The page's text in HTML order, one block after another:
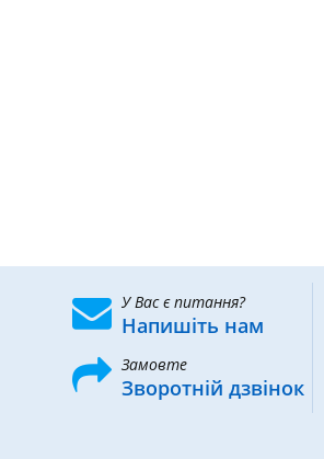
У Вас є питання?
Напишіть нам
Замовте
Зворотній дзвінок